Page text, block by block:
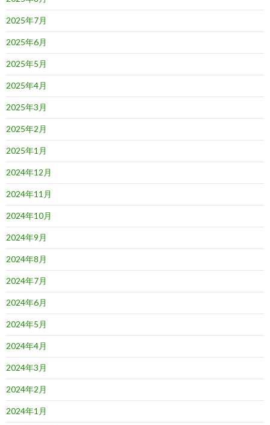
2025年7月
2025年6月
2025年5月
2025年4月
2025年3月
2025年2月
2025年1月
2024年12月
2024年11月
2024年10月
2024年9月
2024年8月
2024年7月
2024年6月
2024年5月
2024年4月
2024年3月
2024年2月
2024年1月